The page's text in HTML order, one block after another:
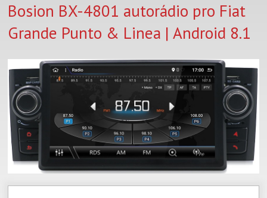
Bosion BX-4801 autorádio pro Fiat
Grande Punto & Linea | Android 8.1